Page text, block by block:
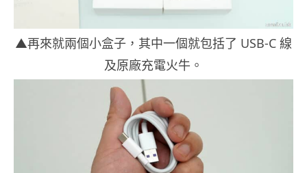
▲再來就兩個小盒子，其中一個就包括了 USB-C 線
及原廠充電火牛。